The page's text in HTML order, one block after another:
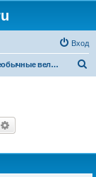
Вход
Необычные велосипеды